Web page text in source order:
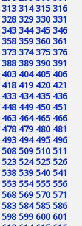
313 314 315 316
328 329 330 331
343 344 345 346
358 359 360 361
373 374 375 376
388 389 390 391
403 404 405 406
418 419 420 421
433 434 435 436
448 449 450 451
463 464 465 466
478 479 480 481
493 494 495 496
508 509 510 511
523 524 525 526
538 539 540 541
553 554 555 556
568 569 570 571
583 584 585 586
598 599 600 601